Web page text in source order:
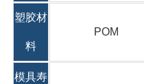
塑胶材
料
POM
模具寿